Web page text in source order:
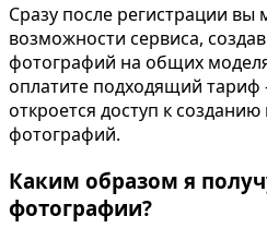
Страшные фильмы
В корсете
В свадебном платье
Женская в пиджаке
На конференции
Сразу после регистрации вы
возможности сервиса,
фотографий на общих
оплатите подходящий тариф
откроется доступ к
фотографий.
Каким образом я
фотографии?